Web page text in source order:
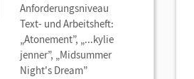
Anforderungsniveau
Text- und Arbeitsheft:
„Atonement”, „...kylie
jenner”, „Midsummer
Night's Dream”